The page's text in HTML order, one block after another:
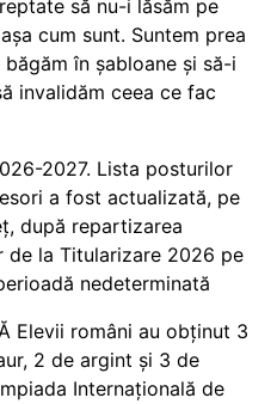
să nu-i lăsăm pe
cum sunt. Suntem prea
în șabloane și să-i
invalidăm ceea ce fac
2027. Lista posturilor
a fost actualizată, pe
după repartizarea
de la Titularizare 2026 pe
nedeterminată
Elevii români au obținut 3
2 de argint și 3 de
Internațională de